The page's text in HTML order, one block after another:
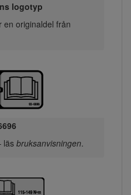
logotyp
en originaldel från
läs bruksanvisningen.